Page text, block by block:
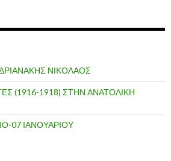
ΝΙΚΟΛΑΟΣ
(1916-1918) ΣΤΗΝ ΑΝΑΤΟΛΙΚΗ
07 ΙΑΝΟΥΑΡΙΟΥ